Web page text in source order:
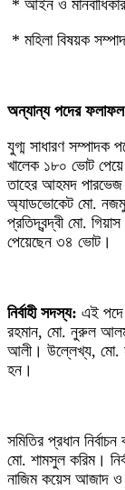
* আইন ও
* মহিলা বিষয়ক
‎অন্যান্য পদের ফলাফল
‎যুগ্ম সাধারণ সম্পাদক
খালেক ১৮০ ভোট পেয়ে
তাহের আহমদ
অ্যাডভোকেট মো.
প্রতিদ্বন্দ্বী মো.
পেয়েছেন ৩৪ ভোট।
‎নির্বাহী সদস্য: এই পদে
রহমান, মো. নুরুল
আলী। উল্লেখ্য, মো.
হন।
‎সমিতির প্রধান
মো. শামসুল করিম।
নাজিম কয়েস আজাদ